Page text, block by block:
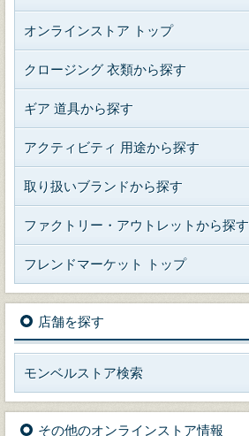
オンラインストア トップ
クロージング 衣類から探す
ギア 道具から探す
アクティビティ 用途から探す
取り扱いブランドから探す
ファクトリー・アウトレットから探す
フレンドマーケット トップ
店舗を探す
モンベルストア検索
その他のオンラインストア情報